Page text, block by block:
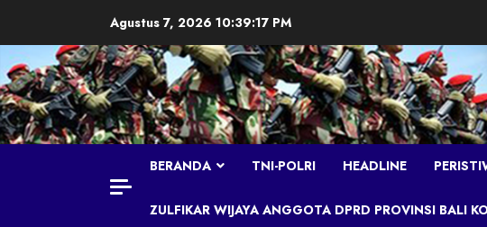
content
Agustus 7, 2026 10:39:18 PM
BERANDA TNI-POLRI HEADLINE
ZULFIKAR WIJAYA ANGGOTA DPRD PROVINSI BALI